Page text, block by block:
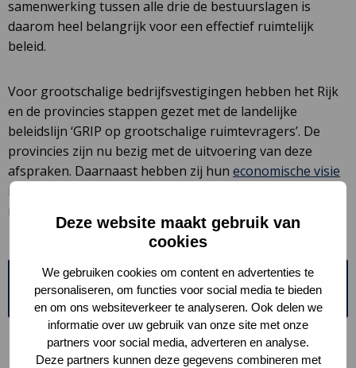
Deze website maakt gebruik van
cookies
We gebruiken cookies om content en advertenties te
personaliseren, om functies voor social media te bieden
en om ons websiteverkeer te analyseren. Ook delen we
informatie over uw gebruik van onze site met onze
partners voor social media, adverteren en analyse.
Deze partners kunnen deze gegevens combineren met
samenwerking tussen alle drie de bestuurslagen is
daarom heel belangrijk voor een effectief ruimtelijk
beleid.
Voor grootschalige bedrijfsvestigingen hebben het Rijk
en de provincies stappen gezet met de landelijke
beleidslijn ‘GRIP op grootschalige ruimtevragers’. De
provincies zijn nu bezig met de uitvoering van deze
afspraken. Daarnaast hebben zij hun economische visie
ingebracht in het programma NOVEX en hebben ze
ruimtelijke voorstellen opgesteld voor de Nota Ruimte.
Samenwerken aan ruimte voor economie
(.pdf)